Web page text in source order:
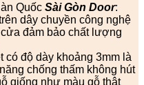
Quốc Sài Gòn Door:
dây chuyền công nghệ
đảm bảo chất lượng
có độ dày khoảng 3mm là
chống thấm không hút
giống như màu gỗ thật